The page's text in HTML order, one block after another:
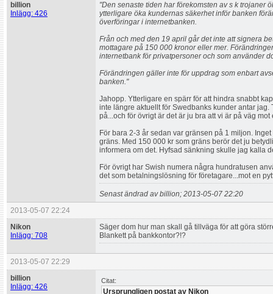
billion
Inlägg: 426
"Den senaste tiden har förekomsten av s k trojaner
ytterligare öka kundernas säkerhet inför banken
överföringar i internetbanken.
Från och med den 19 april går det inte att signera
mottagare på 150 000 kronor eller mer.
internetbank för privatpersoner och som använder
Förändringen gäller inte för uppdrag som enbart
banken."
Jahopp. Ytterligare en spärr för att hindra snabbt
inte längre aktuellt för Swedbanks kunder antar jag.
på...och för övrigt är det är ju bra att vi är på väg
För bara 2-3 år sedan var gränsen på 1 miljon.
gräns. Med 150 000 kr som gräns berör det ju
informera om det. Hyfsad sänkning skulle jag kalla
För övrigt har Swish numera några hundratusen
det som betalningslösning för företagare...mot en
Senast ändrad av billion; 2013-05-07 22:20
2013-05-07 22:24
Nikon
Inlägg: 708
Säger dom hur man skall gå tillväga för att göra
Blankett på bankkontor?!?
2013-05-07 22:29
billion
Inlägg: 426
Citat:
Ursprungligen postat av Nikon